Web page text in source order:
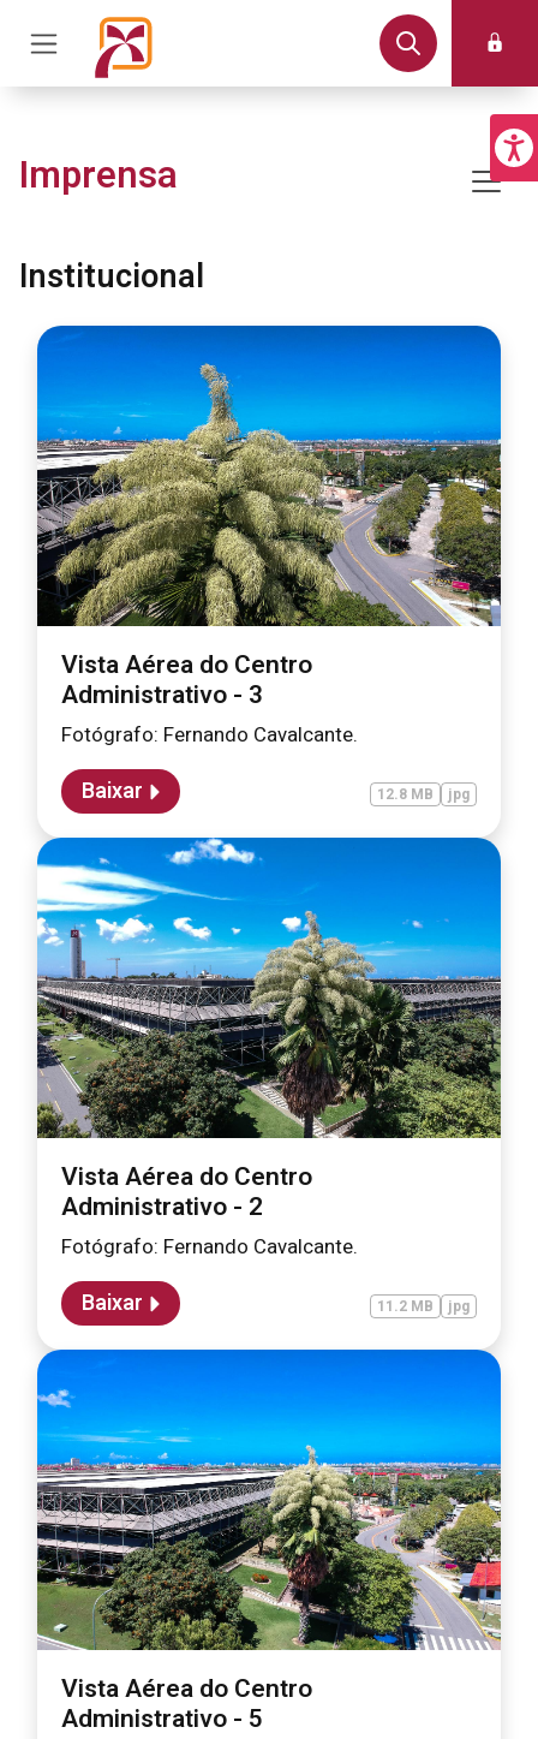
Imprensa
Institucional
Vista Aérea do Centro
Administrativo - 3
Fotógrafo: Fernando Cavalcante.
Baixar 12.8 MB jpg
Vista Aérea do Centro
Administrativo - 2
Fotógrafo: Fernando Cavalcante.
Baixar 11.2 MB jpg
Vista Aérea do Centro
Administrativo - 5